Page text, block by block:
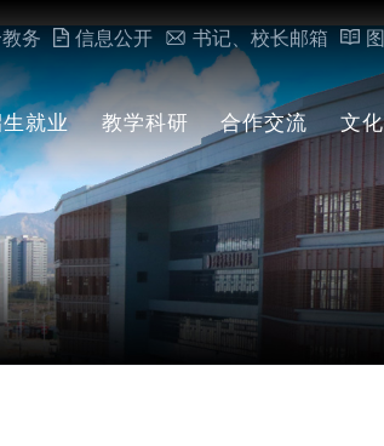
务 信息公开 书记、校长邮箱
就业
信息
信息
招生动态
章程与计划
教学科研
科学研究
学术报告
教学动态
实习实训
合作交流
杰出校友
高校纵横
地方之窗
国际交流
文
心理服务
网络服务
学生活动
后勤服务